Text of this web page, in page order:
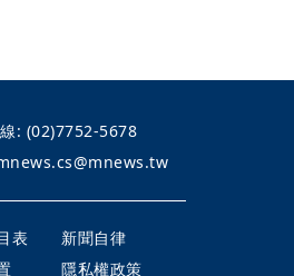
: (02)7752-5678
表
新聞自律
隱私權政策